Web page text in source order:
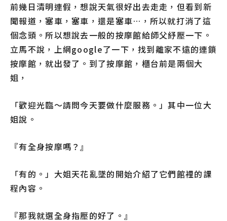
前幾日清明連假，想說天氣很好出去走走，但看到新
聞報道，塞車，塞車，還是塞車…，所以就打消了這
個念頭。所以想說去一般的按摩館給師父紓壓一下。
立馬不說，上網google了一下，找到離家不遠的連鎖
按摩館，就出發了。到了按摩館，櫃台前是兩個大
姐，
「歡迎光臨～請問今天要做什麼服務。」其中一位大
姐說。
『有全身按摩嗎？』
「有的。」大姐天花亂墜的開始介紹了它們館裡的課
程內容。
『那我就選全身指壓的好了。』